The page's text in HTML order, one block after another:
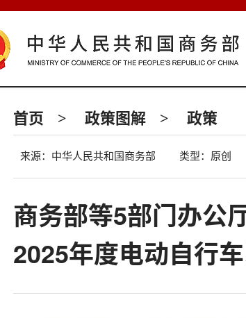
首页 > 政策图解 > 政策
来源：中华人民共和国商务部 类型：原创
商务部等5部门办公
2025年度电动自行